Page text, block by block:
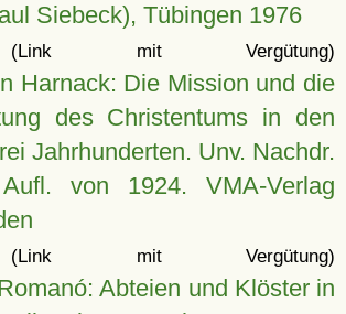
Siebeck), Tübingen 1976
(Link mit Vergütung)
Harnack: Die Mission und die
des Christentums in den
Jahrhunderten. Unv. Nachdr.
von 1924. VMA-Verlag
(Link mit Vergütung)
Abteien und Klöster in